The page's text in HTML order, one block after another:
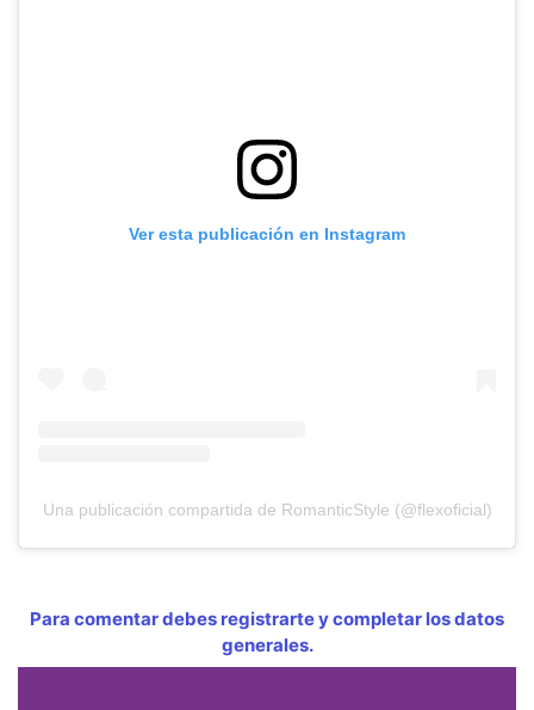
Ver esta publicación en Instagram
Una publicación compartida de RomanticStyle (@flexoficial)
Para comentar debes registrarte y completar los datos
generales.